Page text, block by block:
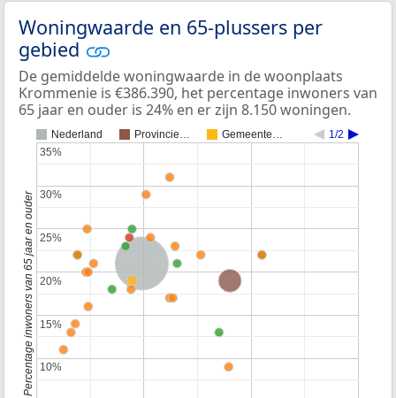
Woningwaarde en 65-plussers per
gebied
De gemiddelde woningwaarde in de woonplaats
Krommenie is €386.390, het percentage inwoners van
65 jaar en ouder is 24% en er zijn 8.150 woningen.
Nederland Provincie… Gemeente… 1/2
Provincie Noord-Holland
10%
10%
15%
15%
20%
20%
25%
25%
30%
30%
35%
35%
Percentage inwoners van 65 jaar en ouder